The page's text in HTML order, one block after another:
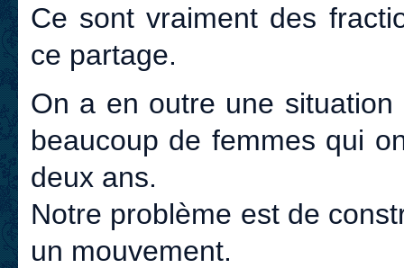
Ce sont vraiment des
ce partage.
On a en outre une
beaucoup de femmes qui
deux ans.
Notre problème est de
un mouvement.